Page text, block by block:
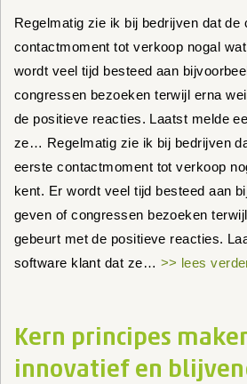
Regelmatig zie ik bij bedrijven dat de
contactmoment tot verkoop nogal
wordt veel tijd besteed aan
congressen bezoeken terwijl erna
de positieve reacties. Laatst melde
ze… Regelmatig zie ik bij bedrijven
eerste contactmoment tot verkoop
kent. Er wordt veel tijd besteed aan
geven of congressen bezoeken
gebeurt met de positieve reacties.
software klant dat ze… >> lees
Kern principes
innovatief en